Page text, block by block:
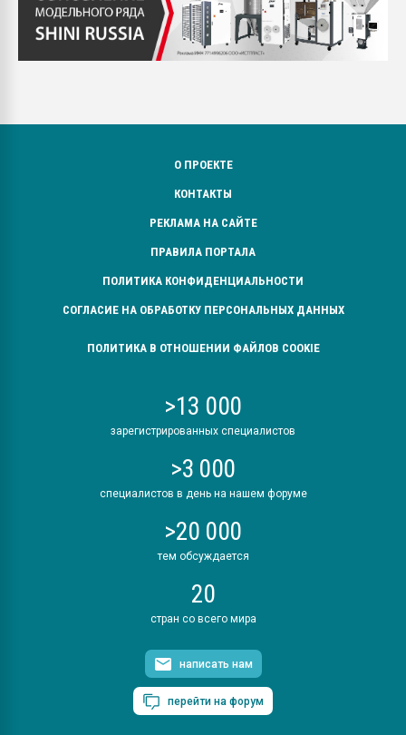
О ПРОЕКТЕ
КОНТАКТЫ
РЕКЛАМА НА САЙТЕ
ПРАВИЛА ПОРТАЛА
ПОЛИТИКА КОНФИДЕНЦИАЛЬНОСТИ
СОГЛАСИЕ НА ОБРАБОТКУ ПЕРСОНАЛЬНЫХ ДАННЫХ
ПОЛИТИКА В ОТНОШЕНИИ ФАЙЛОВ COOKIE
>13 000
зарегистрированных специалистов
>3 000
специалистов в день на нашем форуме
>20 000
тем обсуждается
20
стран со всего мира
написать нам
перейти на форум